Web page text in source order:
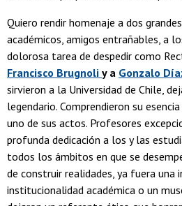
Quiero rendir homenaje a dos
académicos, amigos entrañables, a
dolorosa tarea de despedir como
Francisco Brugnoli y a Gonzalo
sirvieron a la Universidad de Chile,
legendario. Comprendieron su
uno de sus actos. Profesores
profunda dedicación a los y las
todos los ámbitos en que se
de construir realidades, ya fuera una
institucionalidad académica o un